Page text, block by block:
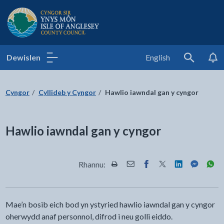
Cyngor Sir Ynys Môn
Dewislen English
Search
Cyngor Cyllideb y Cyngor Hawlio iawndal gan y cyngor
Hawlio iawndal gan y cyngor
Rhannu: Rhannwch y dudalen hon wrth
Rhannwch y dudalen hon
Rhannwch y dudalen
Rhannwch y
Rhannwch y
Mae’n bosib eich bod yn ystyried hawlio iawndal gan y cyngor
oherwydd anaf personnol, difrod i neu golli eiddo.